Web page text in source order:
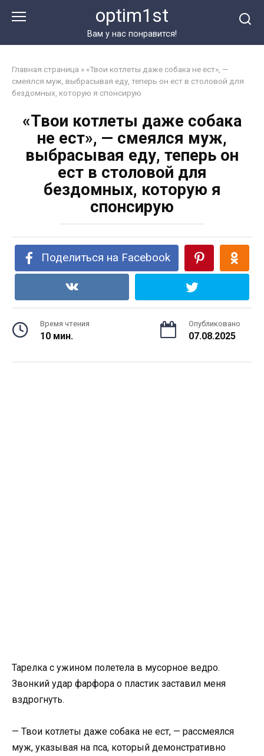
optim1st
Вам у нас понравится!
Главная страница » «Твои котлеты даже собака не ест», —
смеялся муж, выбрасывая еду, теперь он ест в столовой для
бездомных, которую я спонсирую
«Твои котлеты даже собака
не ест», — смеялся муж,
выбрасывая еду, теперь он
ест в столовой для
бездомных, которую я
спонсирую
Поделиться на Facebook
Время чтения
10 мин.
Опубликовано
07.08.2025
Тарелка с ужином полетела в мусорное ведро.
Звонкий удар фарфора о пластик заставил меня
вздрогнуть.
— Твои котлеты даже собака не ест, — рассмеялся
муж, указывая на пса, который демонстративно